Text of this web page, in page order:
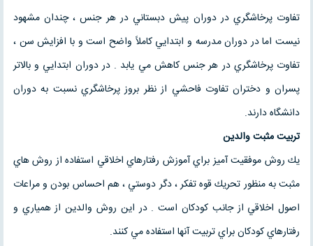
تفاوت پرخاشگري در دوران پيش دبستاني در هر جنس ، چندان مشهود
نيست اما در دوران مدرسه و ابتدايي كاملاً واضح است و با افزايش سن ،
تفاوت پرخاشگري در هر جنس كاهش مي يابد . در دوران ابتدايي و بالاتر
پسران و دختران تفاوت فاحشي از نظر بروز پرخاشگري نسبت به دوران
دانشگاه دارند.
تربيت مثبت والدين
يك روش موفقيت آميز براي آموزش رفتارهاي اخلاقي استفاده از روش هاي
مثبت به منظور تحريك قوه تفكر ، دگر دوستي ، هم احساس بودن و مراعات
اصول اخلاقي از جانب كودكان است . در اين روش والدين از همياري و
رفتارهاي كودكان براي تربيت آنها استفاده مي كنند.